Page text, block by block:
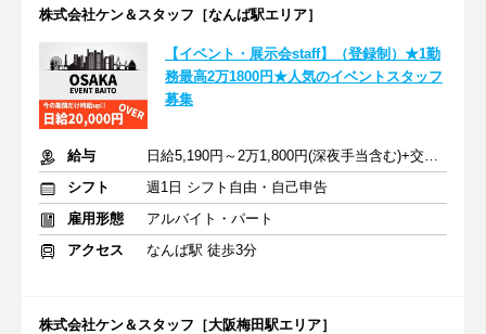
株式会社ケン＆スタッフ［なんば駅エリア］
【イベント・展示会staff】（登録制）★1勤
務最高2万1800円★人気のイベントスタッフ
募集
給与
日給5,190円～2万1,800円(深夜手当含む)+交通費支給
シフト
週1日 シフト自由・自己申告
雇用形態
アルバイト・パート
アクセス
なんば駅 徒歩3分
株式会社ケン＆スタッフ［大阪梅田駅エリア］